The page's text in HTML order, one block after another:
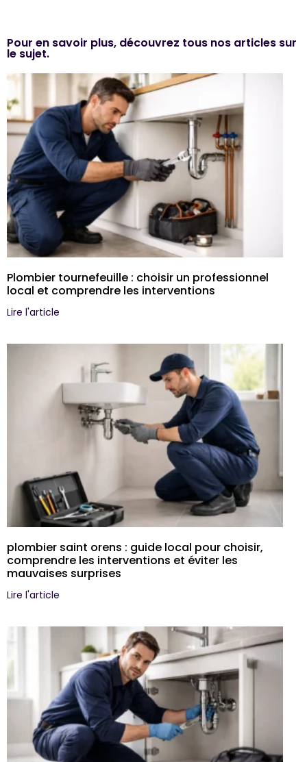
Pour en savoir plus, découvrez tous nos articles sur
le sujet.
Plombier tournefeuille : choisir un professionnel
local et comprendre les interventions
Lire l'article
plombier saint orens : guide local pour choisir,
comprendre les interventions et éviter les
mauvaises surprises
Lire l'article